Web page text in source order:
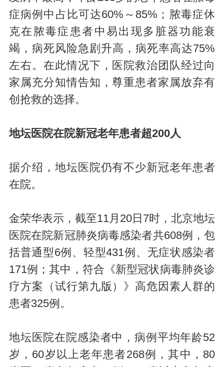
症病例中占比可达60%～85%；脓毒症休
克在脓毒症患者中易出现多脏器功能衰
竭，病死风险急剧升高，病死率高达75%
左右。在此情况下，医院救治团队经过向
家属充分知情告知，尊重患者家属放弃有
创抢救的选择。
地坛医院在院新冠老年患者超200人
据介绍，地坛医院仍有不少新冠老年患者
在院。
金荣华表示，截至11月20日7时，北京地坛
医院在院新冠肺炎病毒感染者共608例，包
括普通型6例、轻型431例、无症状感染者
171例；其中，符合《新型冠状病毒肺炎诊
疗方案（试行第九版）》高危因素人群的
患者325例。
地坛医院在院感染者中，病例平均年龄52
岁，60岁以上老年患者268例，其中，80